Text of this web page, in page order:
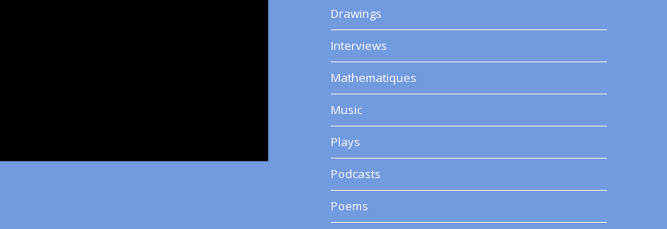
Drawings
Interviews
Mathematiques
Music
Plays
Podcasts
Poems